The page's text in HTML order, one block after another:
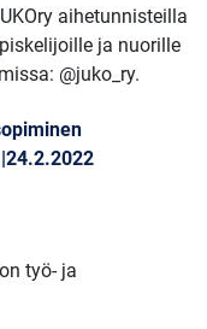
aihetunnisteilla
ja nuorille
@juko_ry.
työ- ja